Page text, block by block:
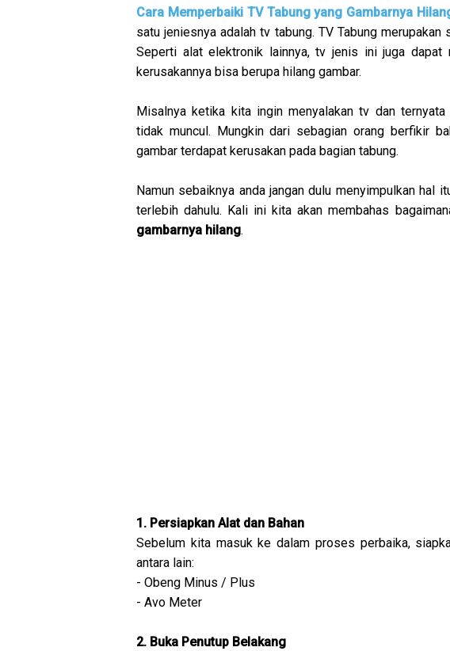
Cara Memperbaiki TV Tabung yang Gambarnya
satu jeniesnya adalah tv tabung. TV Tabung
Seperti alat elektronik lainnya, tv jenis ini juga dapat
kerusakannya bisa berupa hilang gambar.
Misalnya ketika kita ingin menyalakan tv dan ternyata
tidak muncul. Mungkin dari sebagian orang berfikir
gambar terdapat kerusakan pada bagian tabung.
Namun sebaiknya anda jangan dulu menyimpulkan hal
terlebih dahulu. Kali ini kita akan membahas
gambarnya hilang.
1. Persiapkan Alat dan Bahan
Sebelum kita masuk ke dalam proses perbaika,
antara lain:
- Obeng Minus / Plus
- Avo Meter
2. Buka Penutup Belakang